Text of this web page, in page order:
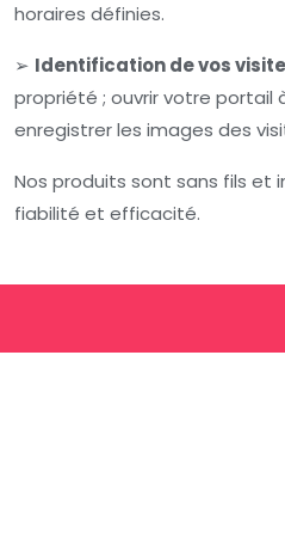
horaires définies.
➢ Identification de vos
propriété ; ouvrir votre portail
enregistrer les images des
Nos produits sont sans fils et
fiabilité et efficacité.